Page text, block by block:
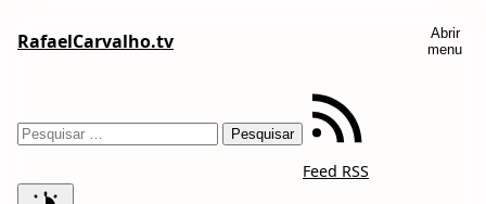
RafaelCarvalho.tv
Abrir
menu
Feed RSS